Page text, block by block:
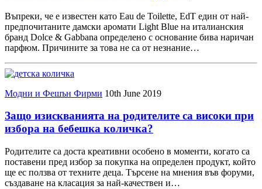
Въпреки, че е известен като Eau de Toilette, EdT един от най-
предпочитаните дамски аромати Light Blue на италианския
бранд Dolce & Gabbana определено с основание бива наричан
парфюм. Причините за това не са от незнание…
Модни и Фешън Фирми 10th June 2019
Защо изискванията на родителите са високи при
избора на бебешка количка?
Родителите са доста креативни особено в моменти, когато са
поставени пред избор за покупка на определен продукт, който
ще ес ползва от техните деца. Търсене на мнения във форуми,
създаване на класация за най-качествен и…